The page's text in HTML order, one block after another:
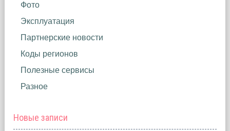
Фото
Эксплуатация
Партнерские новости
Коды регионов
Полезные сервисы
Разное
Новые записи